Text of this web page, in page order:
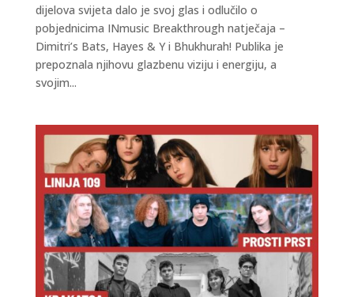
dijelova svijeta dalo je svoj glas i odlučilo o
pobjednicima INmusic Breakthrough natječaja –
Dimitri’s Bats, Hayes & Y i Bhukhurah! Publika je
prepoznala njihovu glazbenu viziju i energiju, a
svojim...